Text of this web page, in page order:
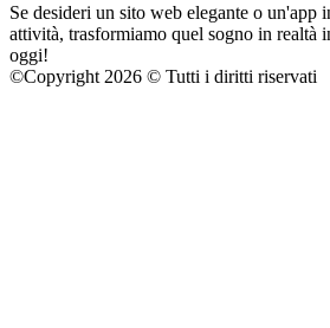
Se desideri un sito web elegante o un'app
attività, trasformiamo quel sogno in realtà
oggi!
©Copyright 2026 © Tutti i diritti riservati